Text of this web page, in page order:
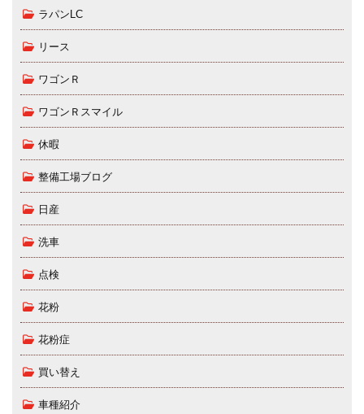
ラパンLC
リース
ワゴンＲ
ワゴンＲスマイル
休暇
整備工場ブログ
日産
洗車
点検
花粉
花粉症
買い替え
車種紹介